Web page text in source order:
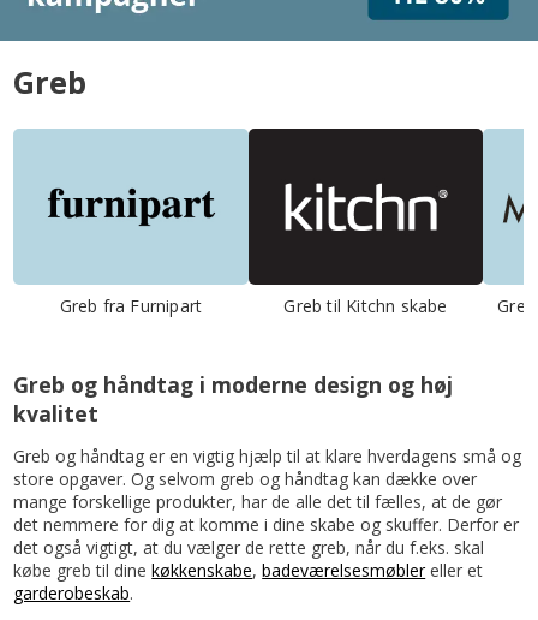
Greb
Greb fra Furnipart Greb til Kitchn skabe
Greb og håndtag i moderne design og høj
kvalitet
Greb og håndtag er en vigtig hjælp til at klare hverdagens små og
store opgaver. Og selvom greb og håndtag kan dække over
mange forskellige produkter, har de alle det til fælles, at de gør
det nemmere for dig at komme i dine skabe og skuffer. Derfor er
det også vigtigt, at du vælger de rette greb, når du f.eks. skal
købe greb til dinekøkkenskabe,badeværelsesmøblereller et
garderobeskab.